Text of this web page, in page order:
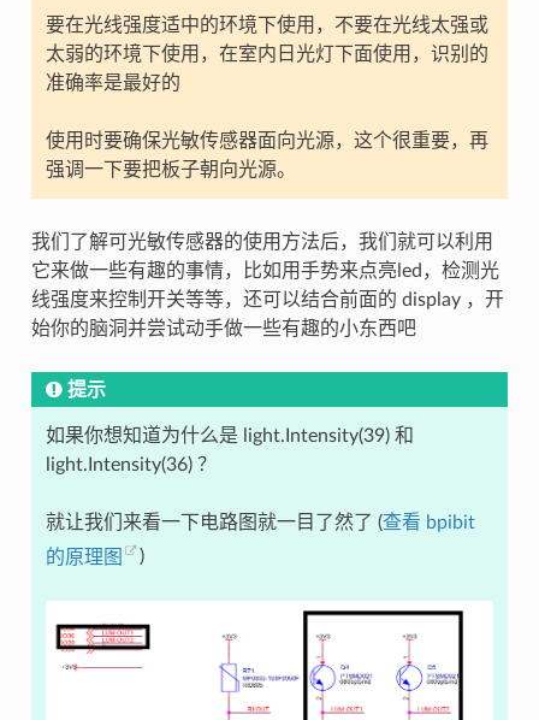
要在光线强度适中的环境下使用，不要在光线太强或
太弱的环境下使用，在室内日光灯下面使用，识别的
准确率是最好的
使用时要确保光敏传感器面向光源，这个很重要，再
强调一下要把板子朝向光源。
我们了解可光敏传感器的使用方法后，我们就可以利用
它来做一些有趣的事情，比如用手势来点亮led，检测光
线强度来控制开关等等，还可以结合前面的 display ，开
始你的脑洞并尝试动手做一些有趣的小东西吧
提示
如果你想知道为什么是 light.Intensity(39) 和
light.Intensity(36) ？
就让我们来看一下电路图就一目了然了 (查看 bpibit
的原理图
)